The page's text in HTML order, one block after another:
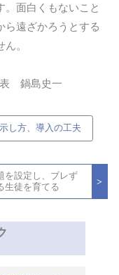
。面白くもないこと
ら遠ざかろうとする
。
鍋島史一
し方、導入の工夫
を設定し、ブレず
生徒を育てる
>